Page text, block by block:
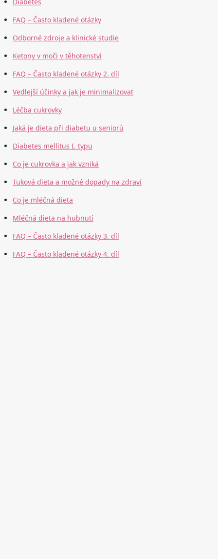
Diabetes
FAQ – Často kladené otázky
Odborné zdroje a klinické studie
Ketony v moči v těhotenství
FAQ – Často kladené otázky 2. díl
Vedlejší účinky a jak je minimalizovat
Léčba cukrovky
Jaká je dieta při diabetu u seniorů
Diabetes mellitus I. typu
Co je cukrovka a jak vzniká
Tuková dieta a možné dopady na zdraví
Co je mléčná dieta
Mléčná dieta na hubnutí
FAQ – Často kladené otázky 3. díl
FAQ – Často kladené otázky 4. díl